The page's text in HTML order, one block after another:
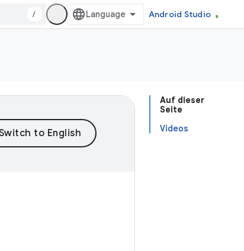
/ Android Studio
Auf dieser
Seite
Videos